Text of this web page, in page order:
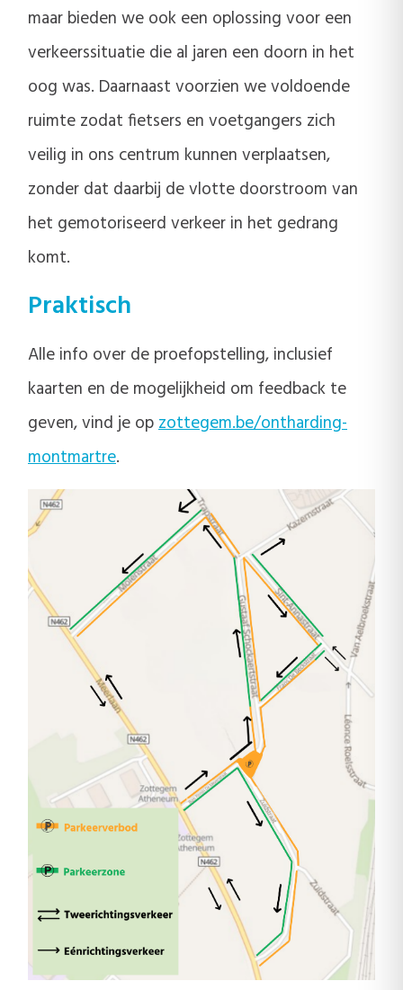
maar bieden we ook een oplossing voor een
verkeerssituatie die al jaren een doorn in het
oog was. Daarnaast voorzien we voldoende
ruimte zodat fietsers en voetgangers zich
veilig in ons centrum kunnen verplaatsen,
zonder dat daarbij de vlotte doorstroom van
het gemotoriseerd verkeer in het gedrang
komt.
Praktisch
Alle info over de proefopstelling, inclusief
kaarten en de mogelijkheid om feedback te
geven, vind je opzottegem.be/ontharding-
montmartre.